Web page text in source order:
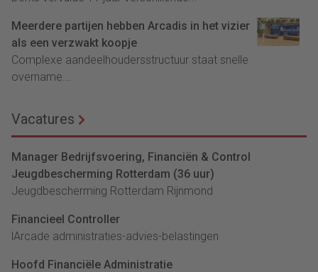
Meerdere partijen hebben Arcadis in het vizier
als een verzwakt koopje
Complexe aandeelhoudersstructuur staat snelle
overname...
Vacatures
Manager Bedrijfsvoering, Financiën & Control
Jeugdbescherming Rotterdam (36 uur)
Jeugdbescherming Rotterdam Rijnmond
Financieel Controller
lArcade administraties-advies-belastingen
Hoofd Financiële Administratie